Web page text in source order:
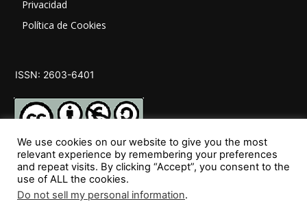
Privacidad
Política de Cookies
ISSN: 2603-6401
SÍGUENOS
We use cookies on our website to give you the most
relevant experience by remembering your preferences
and repeat visits. By clicking “Accept”, you consent to the
use of ALL the cookies.
Do not sell my personal information.